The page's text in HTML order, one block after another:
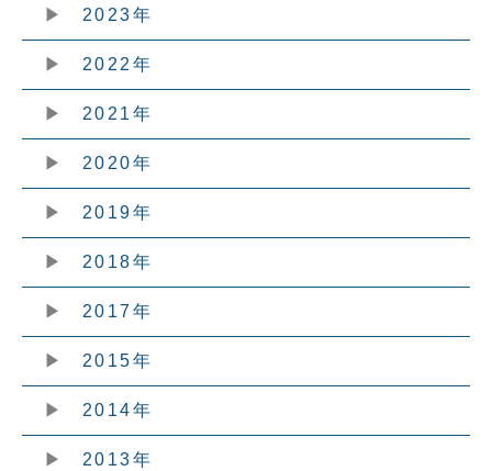
2023年
2022年
2021年
2020年
2019年
2018年
2017年
2015年
2014年
2013年